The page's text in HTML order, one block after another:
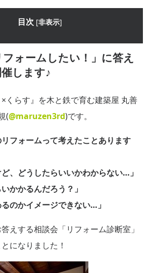
目次 [非表示]
ォームしたい！」に答え
します♪
くらす』を木と鉄で育む建築屋 丸善
(@maruzen3rd)です。
フォームって考えたことあります
ど、どうしたらいいかわからない…」
かかるんだろう？」
るのかイメージできない…」
えする相談会「リフォーム診断室」
になりました！